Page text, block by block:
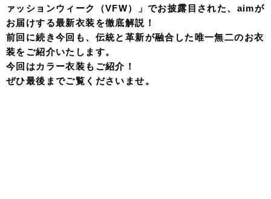
ァッションウィーク（VFW）」でお披露目された、aimが
お届けする最新衣装を徹底解説！
前回に続き今回も、伝統と革新が融合した唯一無二のお衣
装をご紹介いたします。
今回はカラー衣装もご紹介！
ぜひ最後までご覧くださいませ。